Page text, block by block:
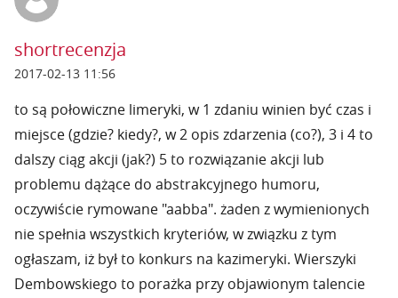
shortrecenzja
2017-02-13 11:56
to są połowiczne limeryki, w 1 zdaniu winien być czas i
miejsce (gdzie? kiedy?, w 2 opis zdarzenia (co?), 3 i 4 to
dalszy ciąg akcji (jak?) 5 to rozwiązanie akcji lub
problemu dążące do abstrakcyjnego humoru,
oczywiście rymowane "aabba". żaden z wymienionych
nie spełnia wszystkich kryteriów, w związku z tym
ogłaszam, iż był to konkurs na kazimeryki. Wierszyki
Dembowskiego to porażka przy objawionym talencie